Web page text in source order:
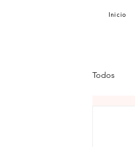
Inicio
Todos